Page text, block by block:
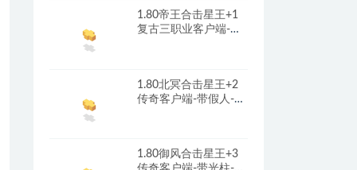
1.80帝王合击星王+1
复古三职业客户端-带
1.80北冥合击星王+2
传奇客户端-带假人-光
1.80御风合击星王+3